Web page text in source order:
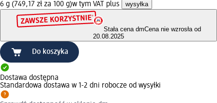
6 g (749,17 zł za 100 g)w tym VAT plus wysyłka
Stała cena dmCena nie wzrosła od
20.08.2025
Do koszyka
Dostawa dostępna
Standardowa dostawa w 1-2 dni robocze od wysyłki